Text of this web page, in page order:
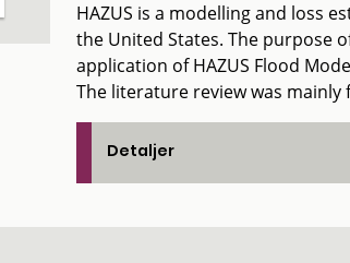
HAZUS is a modelling and loss
the United States. The purpose
application of HAZUS Flood
The literature review was
Detaljer